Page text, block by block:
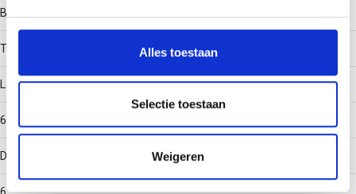
personaliseren, om functies voor social media te bieden
en om ons websiteverkeer te analyseren. Ook delen we
partners voor social media, adverteren en analyse. Deze
partners kunnen deze gegevens combineren met andere
informatie die u aan ze heeft verstrekt of die ze hebben
verzameld op basis van uw gebruik van hun services.
Alles toestaan
Selectie toestaan
Weigeren
Belastingstesttype volgens IEC 61537
Type III
Langsdraaddiameter
6
Dwarsdraaddiameter